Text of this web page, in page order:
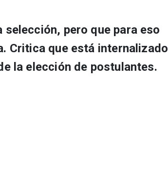
pero que para eso
Critica que está internalizado
la elección de postulantes.